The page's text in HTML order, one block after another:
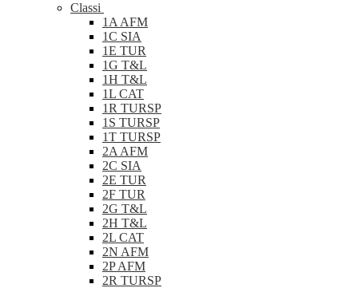
Classi
1A AFM
1C SIA
1E TUR
1G T&L
1H T&L
1L CAT
1R TURSP
1S TURSP
1T TURSP
2A AFM
2C SIA
2E TUR
2F TUR
2G T&L
2H T&L
2L CAT
2N AFM
2P AFM
2R TURSP